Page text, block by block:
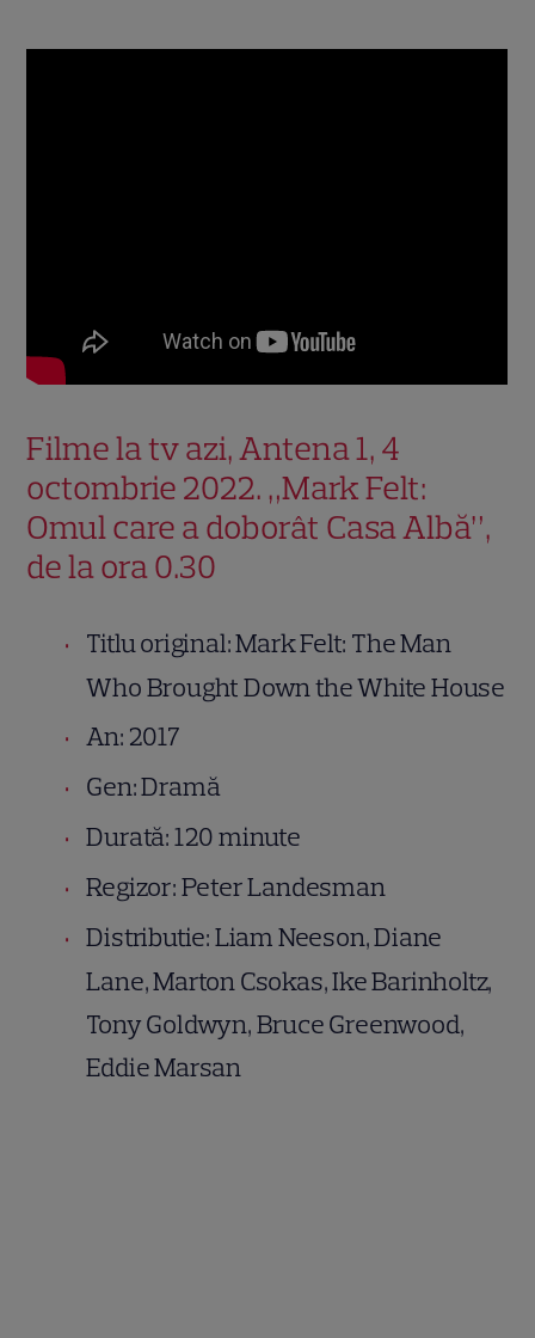
Filme la tv azi, Antena 1, 4
octombrie 2022. „Mark Felt:
Omul care a doborât Casa Albă”,
de la ora 0.30
Titlu original: Mark Felt: The Man
Who Brought Down the White House
An: 2017
Gen: Dramă
Durată: 120 minute
Regizor: Peter Landesman
Distributie: Liam Neeson, Diane
Lane, Marton Csokas, Ike Barinholtz,
Tony Goldwyn, Bruce Greenwood,
Eddie Marsan